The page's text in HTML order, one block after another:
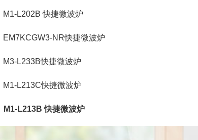
M1-L202B 快捷微波炉
EM7KCGW3-NR快捷微波炉
M3-L233B快捷微波炉
M1-L213C快捷微波炉
M1-L213B 快捷微波炉